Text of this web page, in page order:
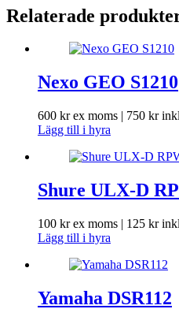
Relaterade
Nexo GEO S1210
600 krex moms | 750 kr
Lägg till i hyra
Shure ULX-D
100 krex moms | 125 kr
Lägg till i hyra
Yamaha DSR112